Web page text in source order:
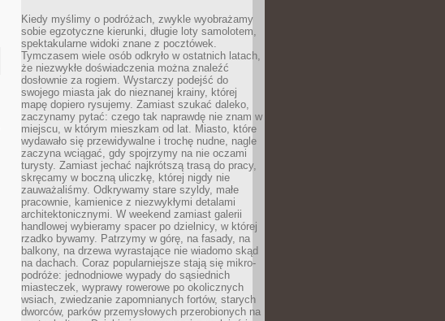
Kiedy myślimy o podróżach, zwykle wyobrażamy
sobie egzotyczne kierunki, długie loty samolotem,
spektakularne widoki znane z pocztówek.
Tymczasem wiele osób odkryło w ostatnich latach,
że niezwykłe doświadczenia można znaleźć
dosłownie za rogiem. Wystarczy podejść do
swojego miasta jak do nieznanej krainy, której
mapę dopiero rysujemy. Zamiast szukać daleko,
zaczynamy pytać: czego tak naprawdę nie znam w
miejscu, w którym mieszkam od lat. Miasto, które
wydawało się przewidywalne i trochę nudne, nagle
zaczyna wciągać, gdy spojrzymy na nie oczami
turysty. Zamiast jechać najkrótszą trasą do pracy,
skręcamy w boczną uliczkę, której nigdy nie
zauważaliśmy. Odkrywamy stare szyldy, małe
pracownie, kamienice z niezwykłymi detalami
architektonicznymi. W weekend zamiast galerii
handlowej wybieramy spacer po dzielnicy, w której
rzadko bywamy. Patrzymy w górę, na fasady, na
balkony, na drzewa wyrastające nie wiadomo skąd
na dachach. Coraz popularniejsze stają się mikro-
podróże: jednodniowe wypady do sąsiednich
miasteczek, wyprawy rowerowe po okolicznych
wsiach, zwiedzanie zapomnianych fortów, starych
dworców, parków przemysłowych przerobionych na